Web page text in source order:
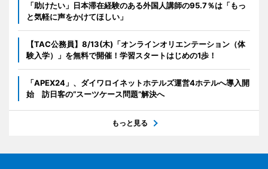
「助けたい」日本滞在経験のある外国人講師の95.7％は「もっ
と気軽に声をかけてほしい」
【TAC公務員】8/13(木)「オンラインオリエンテーション（体
験入学）」を無料で開催！学習スタートはじめの1歩！
「APEX24」、ダイワロイネットホテルズ運営4ホテルへ導入開
始 訪日客の“スーツケース問題”解決へ
もっと見る